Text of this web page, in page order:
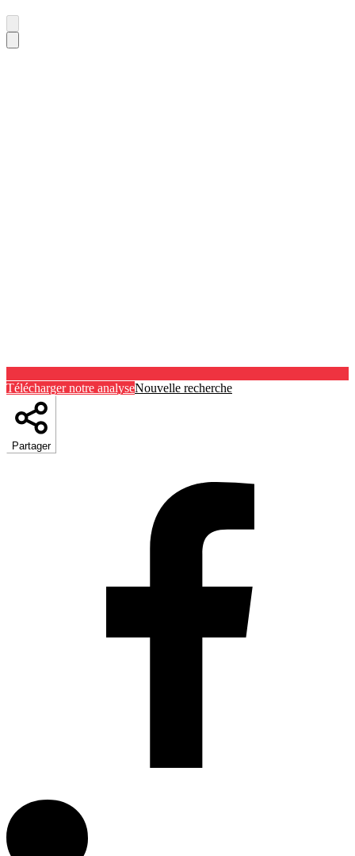
Télécharger notre analyseNouvelle recherche
Partager